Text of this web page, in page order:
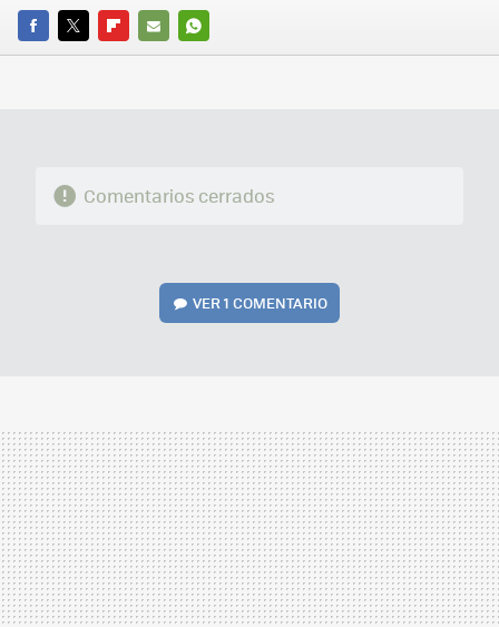
FACEBOOK
TWITTERFLIPBOARD
E-
WHATSAPP
Comentarios cerrados
VER1 COMENTARIO